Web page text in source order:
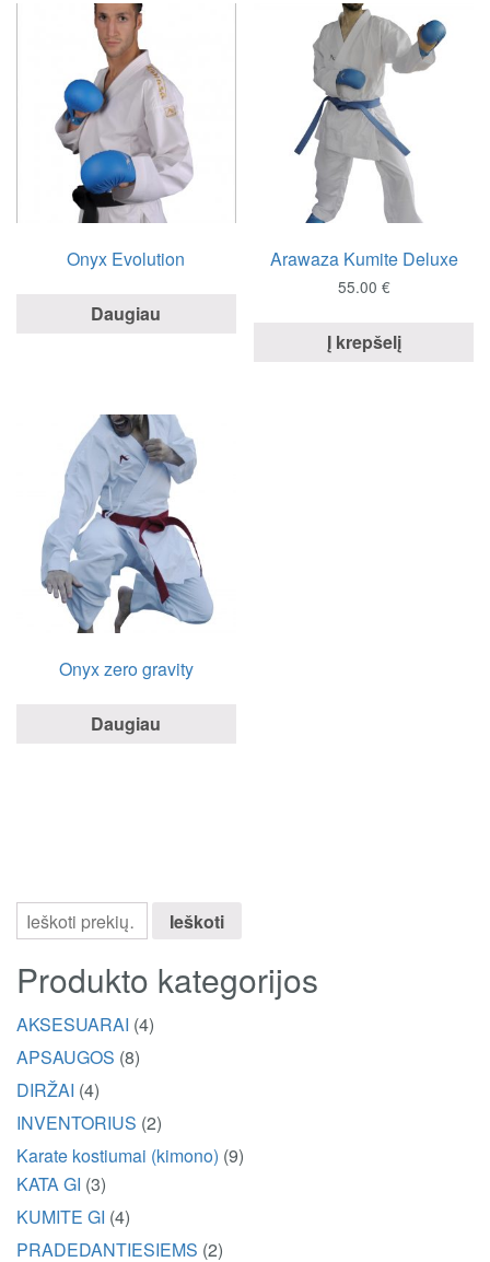
Onyx Evolution
Daugiau
Arawaza Kumite Deluxe
55.00 €
Į krepšelį
Onyx zero gravity
Daugiau
Ieškoti
Produkto kategorijos
AKSESUARAI (4)
APSAUGOS (8)
DIRŽAI (4)
INVENTORIUS (2)
Karate kostiumai (kimono) (9)
KATA GI (3)
KUMITE GI (4)
PRADEDANTIESIEMS (2)